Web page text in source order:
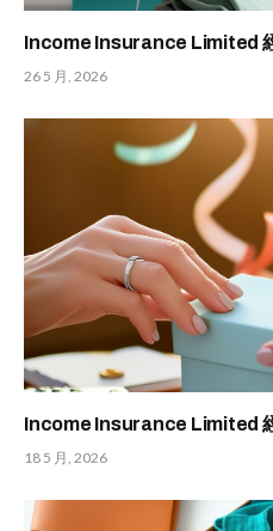
Income Insurance Limited
26 5 月, 2026
Income Insurance Limited
18 5 月, 2026